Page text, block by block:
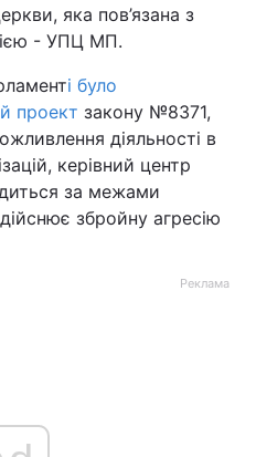
яка пов’язана з
- УПЦ МП.
і було
проект закону №8371,
діяльності в
керівний центр
за межами
збройну агресію
Реклама